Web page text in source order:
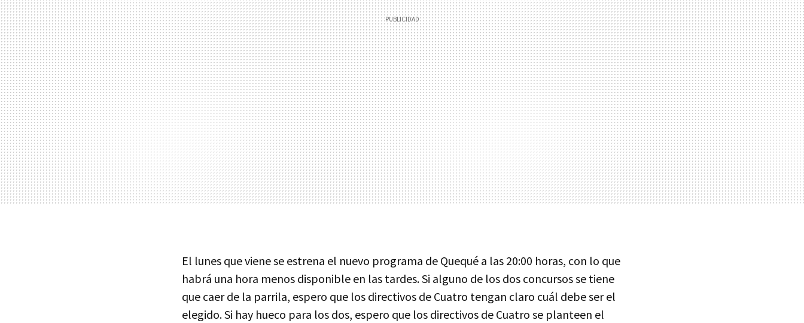
El lunes que viene se estrena el nuevo programa de Quequé a las 20:00 horas, con lo que
habrá una hora menos disponible en las tardes. Si alguno de los dos concursos se tiene
que caer de la parrila, espero que los directivos de Cuatro tengan claro cuál debe ser el
elegido. Si hay hueco para los dos, espero que los directivos de Cuatro se planteen el